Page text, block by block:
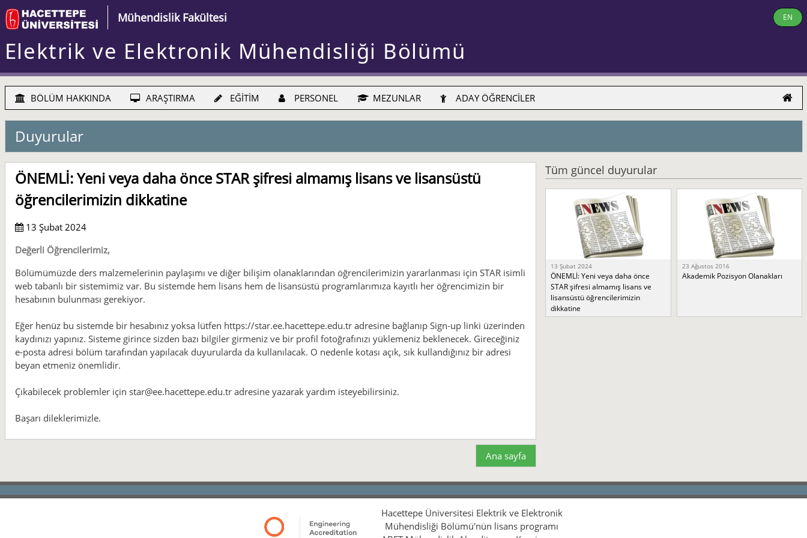
Mühendislik Fakültesi EN
Elektrik ve Elektronik Mühendisliği Bölümü
BÖLÜM HAKKINDA ARAŞTIRMA EĞİTİM PERSONEL MEZUNLAR ADAY ÖĞRENCİLER
Duyurular
ÖNEMLİ: Yeni veya daha önce STAR şifresi almamış lisans ve lisansüstü
öğrencilerimizin dikkatine
13 Şubat 2024
Değerli Öğrencilerimiz,
Bölümümüzde ders malzemelerinin paylaşımı ve diğer bilişim olanaklarından öğrencilerimizin yararlanması için STAR isimli
web tabanlı bir sistemimiz var. Bu sistemde hem lisans hem de lisansüstü programlarımıza kayıtlı her öğrencimizin bir
hesabının bulunması gerekiyor.
Eğer henüz bu sistemde bir hesabınız yoksa lütfen https://star.ee.hacettepe.edu.tr adresine bağlanıp Sign-up linki üzerinden
kaydınızı yapınız. Sisteme girince sizden bazı bilgiler girmeniz ve bir profil fotoğrafınızı yüklemeniz beklenecek. Gireceğiniz
e-posta adresi bölüm tarafından yapılacak duyurularda da kullanılacak. O nedenle kotası açık, sık kullandığınız bir adresi
beyan etmeniz önemlidir.
Çıkabilecek problemler için star@ee.hacettepe.edu.tr adresine yazarak yardım isteyebilirsiniz.
Başarı dileklerimizle.
Ana sayfa
Tüm güncel duyurular
13 Şubat 2024
ÖNEMLİ: Yeni veya daha önce
STAR şifresi almamış lisans ve
lisansüstü öğrencilerimizin
dikkatine
23 Ağustos 2016
Akademik Pozisyon Olanakları
Hacettepe Üniversitesi Elektrik ve Elektronik
Mühendisliği Bölümü'nün lisans programı